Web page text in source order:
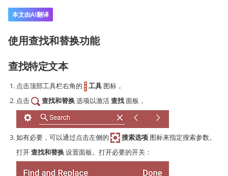
本文由AI翻译
使用查找和替换功能
查找特定文本
点击顶部工具栏右角的 工具 图标，
点击
查找和替换选项以激活查找面板，
如有必要，可以通过点击左侧的 搜索选项 图标来指定搜索参数。
打开查找和替换设置面板。打开必要的开关：